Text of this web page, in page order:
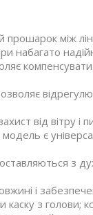
прошарок між
набагато
від вітру і
є
з
і
з голови;